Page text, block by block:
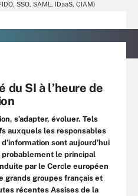
SSO, SAML, IDaaS, CIAM)
du SI à l’heure de
s’adapter, évoluer. Tels
auxquels les responsables
sont aujourd’hui
le principal
par le Cercle européen
grands groupes français et
récentes Assises de la